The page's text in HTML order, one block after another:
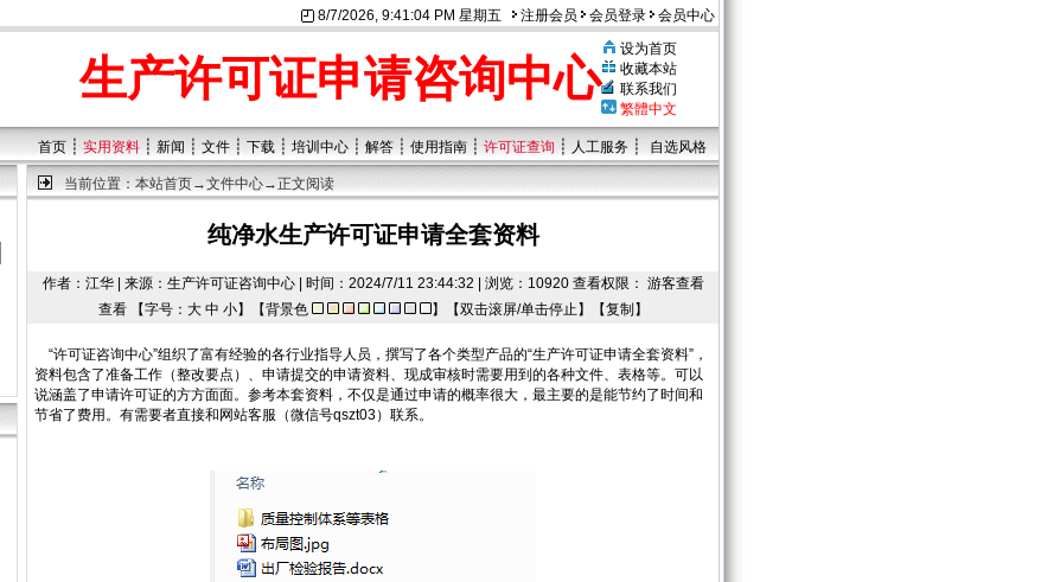
8/7/2026, 9:41:04 PM 星期五 注册会员 会员登录 会员中心
生产许可证申请咨询中心
设为首页
收藏本站
联系我们
繁體中文
首页 ┊ 实用资料 ┊ 新闻 ┊ 文件 ┊ 下载 ┊ 培训中心 ┊ 解答 ┊ 使用指南 ┊ 许可证查询 ┊ 人工服务 ┊ 自选风格
当前位置： 本站首页→文件中心→正文阅读
纯净水生产许可证申请全套资料
作者：江华 | 来源：生产许可证咨询中心 | 时间：2024/7/11 23:44:32 | 浏览：10920 查看权限： 游客查看
查看 【字号： 大 中 小】【背景色 】【双击滚屏/单击停止】【复制 】
“许可证咨询中心”组织了富有经验的各行业指导人员，撰写了各个类型产品的“生产许可证申请全套资料”，
资料包含了准备工作（整改要点）、申请提交的申请资料、现成审核时需要用到的各种文件、表格等。可以
说涵盖了申请许可证的方方面面。参考本套资料，不仅是通过申请的概率很大，最主要的是能节约了时间和
节省了费用。有需要者直接和网站客服（微信号qszt03）联系。